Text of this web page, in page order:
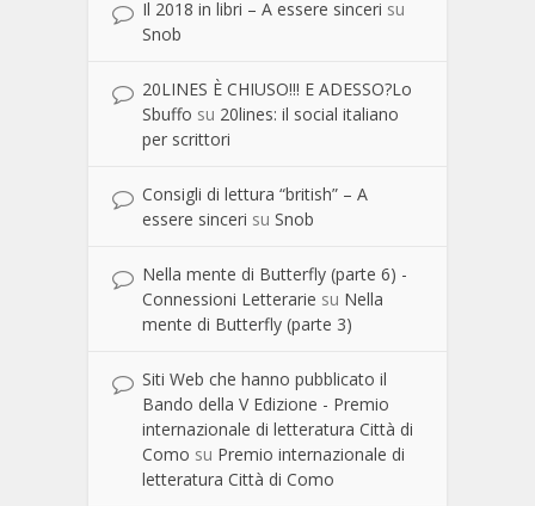
Il 2018 in libri – A essere sinceri su
Snob
20LINES È CHIUSO!!! E ADESSO?Lo
Sbuffo su 20lines: il social italiano
per scrittori
Consigli di lettura “british” – A
essere sinceri su Snob
Nella mente di Butterfly (parte 6) -
Connessioni Letterarie su Nella
mente di Butterfly (parte 3)
Siti Web che hanno pubblicato il
Bando della V Edizione - Premio
internazionale di letteratura Città di
Como su Premio internazionale di
letteratura Città di Como